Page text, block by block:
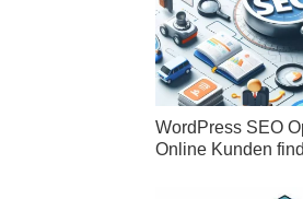
WordPress SEO
Online Kunden